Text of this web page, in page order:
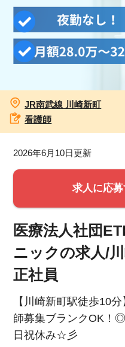
見学会・イベント情報
医療事務まるわかりコラム
お知らせ
医療事務求人ドットコム
人材をお探しの医療機関
運営会社
JR南武線 川崎新町
看護師
2026年6月10日更新
求人に応
医療法人社団
ニックの求人/
正社員
【川崎新町駅徒歩10
師募集ブランクOK！
日祝休み☆彡
甲信越・北陸
九州・沖縄